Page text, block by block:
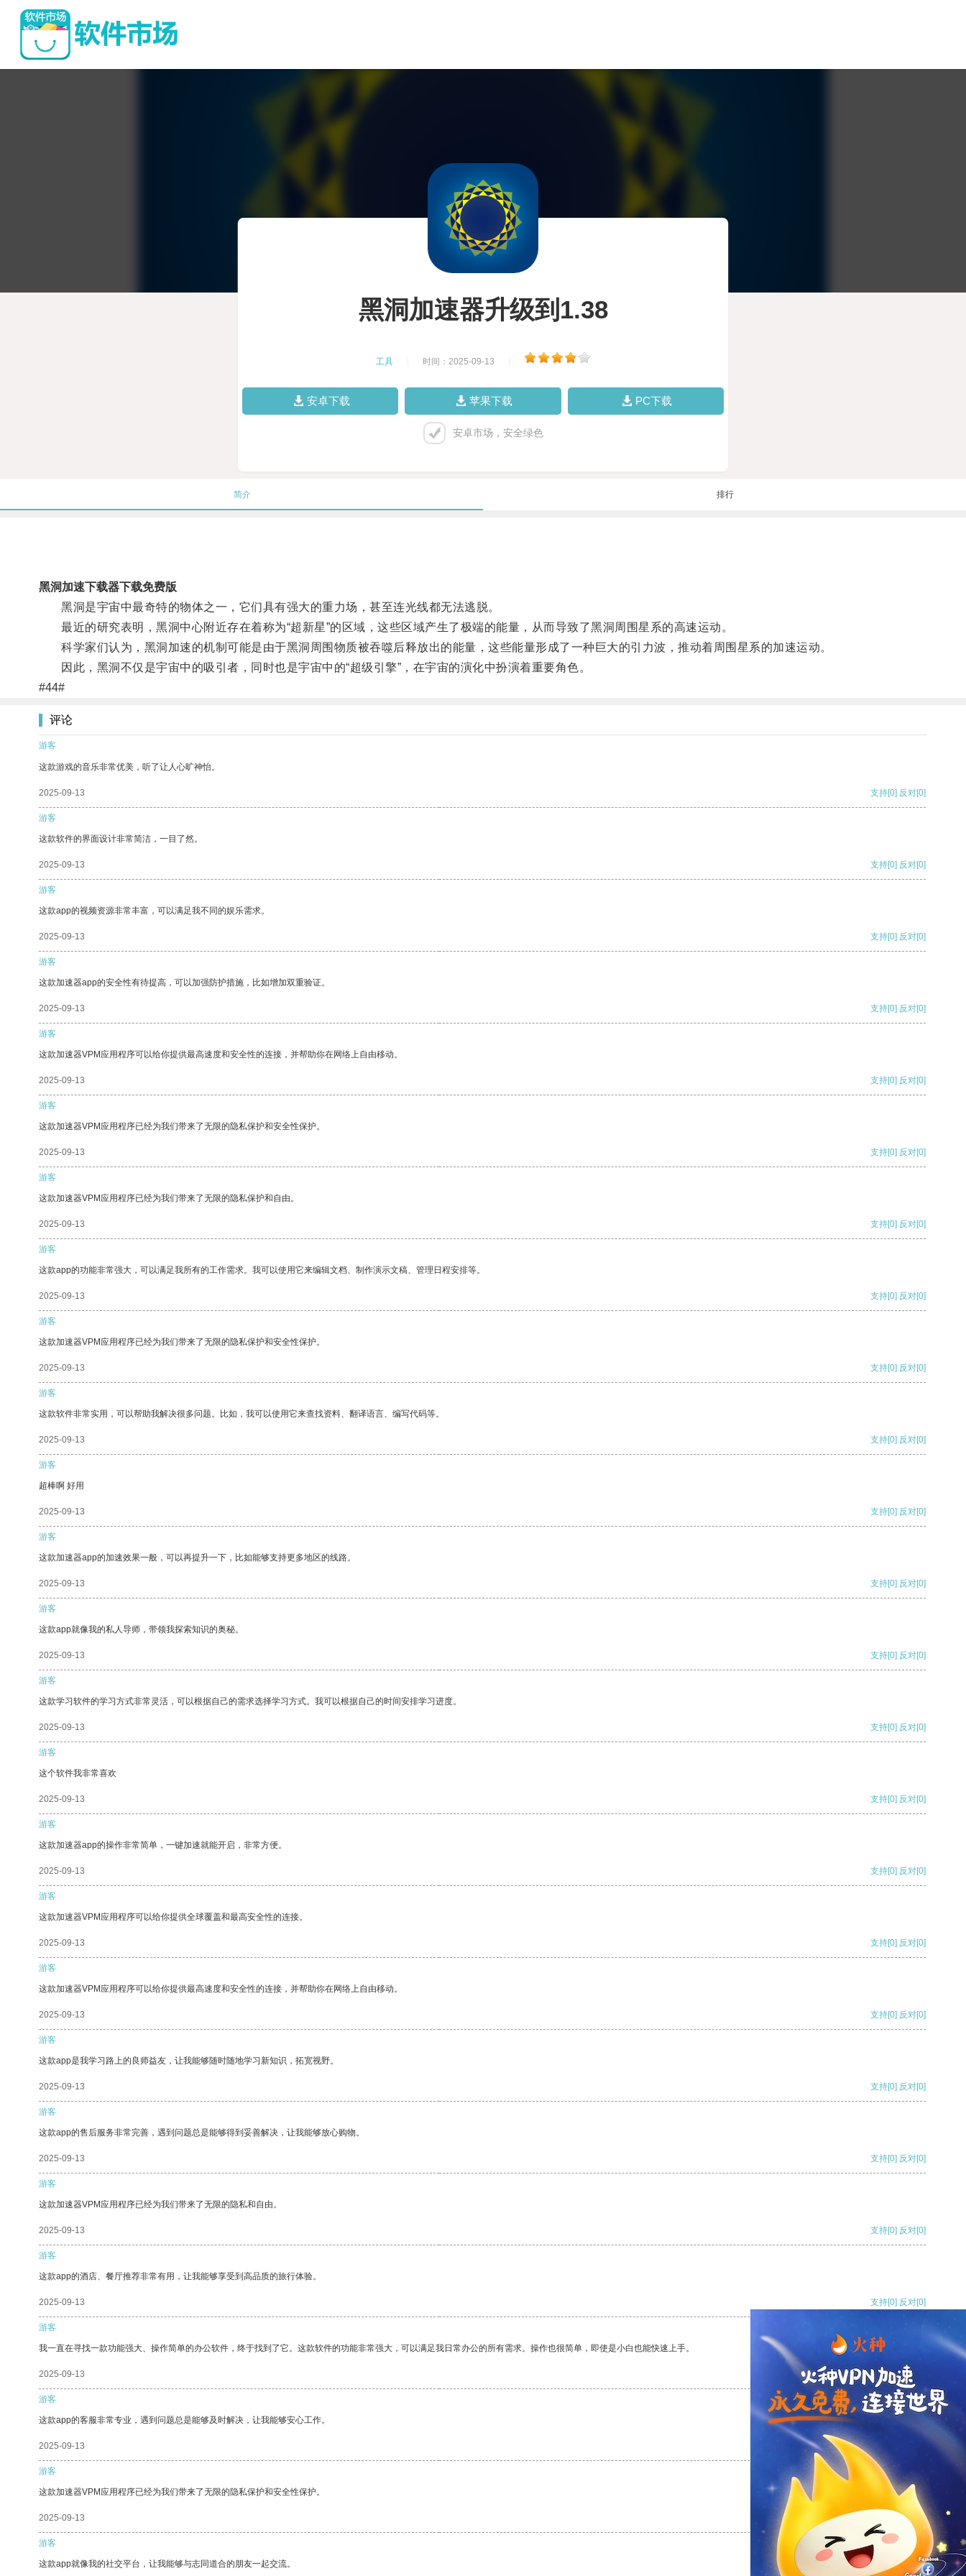
黑洞加速器升级到1.38
工具 时间：2025-09-13
安卓下载 苹果下载 PC下载
安卓市场，安全绿色
简介 排行
黑洞加速下载器下载免费版
黑洞是宇宙中最奇特的物体之一，它们具有强大的重力场，甚至连光线都无法逃脱。
最近的研究表明，黑洞中心附近存在着称为“超新星”的区域，这些区域产生了极端的能量，从而导致了黑洞周围星系的高速运动。
科学家们认为，黑洞加速的机制可能是由于黑洞周围物质被吞噬后释放出的能量，这些能量形成了一种巨大的引力波，推动着周围星系的加速运动。
因此，黑洞不仅是宇宙中的吸引者，同时也是宇宙中的“超级引擎”，在宇宙的演化中扮演着重要角色。
#44#
评论
游客
这款游戏的音乐非常优美，听了让人心旷神怡。
2025-09-13 支持[0] 反对[0]
游客
这款软件的界面设计非常简洁，一目了然。
2025-09-13 支持[0] 反对[0]
游客
这款app的视频资源非常丰富，可以满足我不同的娱乐需求。
2025-09-13 支持[0] 反对[0]
游客
这款加速器app的安全性有待提高，可以加强防护措施，比如增加双重验证。
2025-09-13 支持[0] 反对[0]
游客
这款加速器VPM应用程序可以给你提供最高速度和安全性的连接，并帮助你在网络上自由移动。
2025-09-13 支持[0] 反对[0]
游客
这款加速器VPM应用程序已经为我们带来了无限的隐私保护和安全性保护。
2025-09-13 支持[0] 反对[0]
游客
这款加速器VPM应用程序已经为我们带来了无限的隐私保护和自由。
2025-09-13 支持[0] 反对[0]
游客
这款app的功能非常强大，可以满足我所有的工作需求。我可以使用它来编辑文档、制作演示文稿、管理日程安排等。
2025-09-13 支持[0] 反对[0]
游客
这款加速器VPM应用程序已经为我们带来了无限的隐私保护和安全性保护。
2025-09-13 支持[0] 反对[0]
游客
这款软件非常实用，可以帮助我解决很多问题。比如，我可以使用它来查找资料、翻译语言、编写代码等。
2025-09-13 支持[0] 反对[0]
游客
超棒啊 好用
2025-09-13 支持[0] 反对[0]
游客
这款加速器app的加速效果一般，可以再提升一下，比如能够支持更多地区的线路。
2025-09-13 支持[0] 反对[0]
游客
这款app就像我的私人导师，带领我探索知识的奥秘。
2025-09-13 支持[0] 反对[0]
游客
这款学习软件的学习方式非常灵活，可以根据自己的需求选择学习方式。我可以根据自己的时间安排学习进度。
2025-09-13 支持[0] 反对[0]
游客
这个软件我非常喜欢
2025-09-13 支持[0] 反对[0]
游客
这款加速器app的操作非常简单，一键加速就能开启，非常方便。
2025-09-13 支持[0] 反对[0]
游客
这款加速器VPM应用程序可以给你提供全球覆盖和最高安全性的连接。
2025-09-13 支持[0] 反对[0]
游客
这款加速器VPM应用程序可以给你提供最高速度和安全性的连接，并帮助你在网络上自由移动。
2025-09-13 支持[0] 反对[0]
游客
这款app是我学习路上的良师益友，让我能够随时随地学习新知识，拓宽视野。
2025-09-13 支持[0] 反对[0]
游客
这款app的售后服务非常完善，遇到问题总是能够得到妥善解决，让我能够放心购物。
2025-09-13 支持[0] 反对[0]
游客
这款加速器VPM应用程序已经为我们带来了无限的隐私和自由。
2025-09-13 支持[0] 反对[0]
游客
这款app的酒店、餐厅推荐非常有用，让我能够享受到高品质的旅行体验。
2025-09-13 支持[0] 反对[0]
游客
我一直在寻找一款功能强大、操作简单的办公软件，终于找到了它。这款软件的功能非常强大，可以满足我日常办公的所有需求。操作也很简单，即使是小白也能快速上手。
2025-09-13 支持[0] 反对
游客
这款app的客服非常专业，遇到问题总是能够及时解决，让我能够安心工作。
2025-09-13 支持
游客
这款加速器VPM应用程序已经为我们带来了无限的隐私保护和安全性保护。
2025-09-13 反对 [0]
游客
这款app就像我的社交平台，让我能够与志同道合的朋友一起交流。